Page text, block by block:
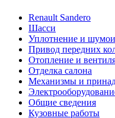
Renault Sandero
Шасси
Уплотнение и
Привод передних
Отопление и
Отделка салона
Механизмы и
Общие сведения
Кузовные работы